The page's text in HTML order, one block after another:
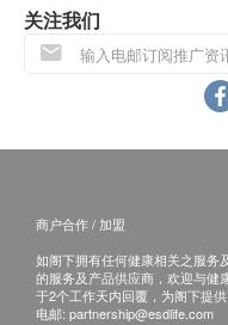
关注我们
商户合作 / 加盟
如阁下拥有任何健康相关之服务
的服务及产品供应商，欢迎与健
于2个工作天内回覆，为阁下提供
电邮: partnership@esdlife.com